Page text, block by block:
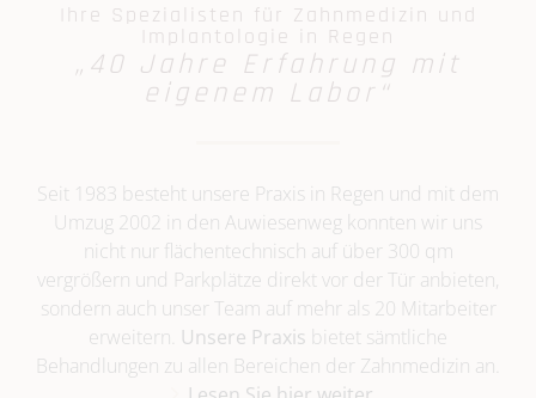
Ihre Spezialisten für Zahnmedizin und
Implantologie in Regen
„40 Jahre Erfahrung mit
eigenem Labor“
Seit 1983 besteht unsere Praxis in Regen und mit dem
Umzug 2002 in den Auwiesenweg konnten wir uns
nicht nur flächentechnisch auf über 300 qm
vergrößern und Parkplätze direkt vor der Tür anbieten,
sondern auch unser Team auf mehr als 20 Mitarbeiter
erweitern. Unsere Praxis bietet sämtliche
Behandlungen zu allen Bereichen der Zahnmedizin an.